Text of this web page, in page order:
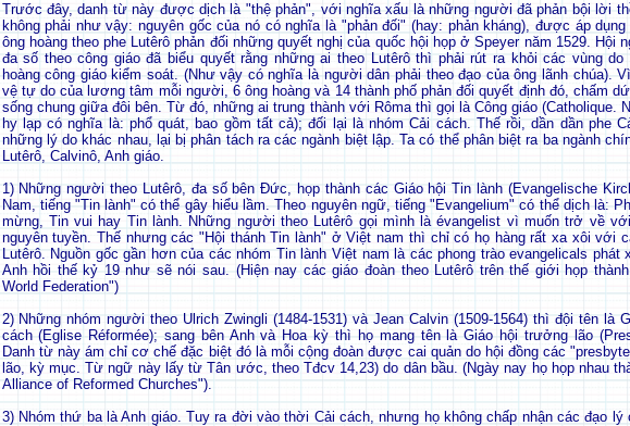
Trước đây, danh từ này được dịch là "thệ phản", với nghĩa xấu là những người đã phản bội lời
không phải như vậy: nguyên gốc của nó có nghĩa là "phản đối" (hay: phản kháng), được áp
ông hoàng theo phe Lutêrô phản đối những quyết nghị của quốc hội họp ở Speyer năm 1529. Hội
đa số theo công giáo đã biểu quyết rằng những ai theo Lutêrô thì phải rút ra khỏi các vùng do
hoàng công giáo kiểm soát. (Như vậy có nghĩa là người dân phải theo đạo của ông lãnh chúa).
vệ tự do của lương tâm mỗi người, 6 ông hoàng và 14 thành phố phản đối quyết định đó, chấm
sống chung giữa đôi bên. Từ đó, những ai trung thành với Rôma thì gọi là Công giáo (Catholique.
hy lạp có nghĩa là: phổ quát, bao gồm tất cả); đối lại là nhóm Cải cách. Thế rồi, dần dần phe
những lý do khác nhau, lại bị phân tách ra các ngành biệt lập. Ta có thể phân biệt ra ba ngành
Lutêrô, Calvinô, Anh giáo.
1) Những người theo Lutêrô, đa số bên Đức, họp thành các Giáo hội Tin lành (Evangelische
Nam, tiếng "Tin lành" có thể gây hiểu lầm. Theo nguyên ngữ, tiếng "Evangelium" có thể dịch là:
mừng, Tin vui hay Tin lành. Những người theo Lutêrô gọi mình là évangelist vì muốn trở về
nguyên tuyền. Thế nhưng các "Hội thánh Tin lành" ở Việt nam thì chỉ có họ hàng rất xa xôi với
Lutêrô. Nguồn gốc gần hơn của các nhóm Tin lành Việt nam là các phong trào evangelicals phát
Anh hồi thế kỷ 19 như sẽ nói sau. (Hiện nay các giáo đoàn theo Lutêrô trên thế giới họp
World Federation")
2) Những nhóm người theo Ulrich Zwingli (1484-1531) và Jean Calvin (1509-1564) thì đội tên là
cách (Eglise Réformée); sang bên Anh và Hoa kỳ thì họ mang tên là Giáo hội trưởng lão
Danh từ này ám chỉ cơ chế đặc biệt đó là mỗi cộng đoàn được cai quản do hội đồng các
lão, kỳ mục. Từ ngữ này lấy từ Tân ước, theo Tđcv 14,23) do dân bầu. (Ngày nay họ họp nhau
Alliance of Reformed Churches").
3) Nhóm thứ ba là Anh giáo. Tuy ra đời vào thời Cải cách, nhưng họ không chấp nhận các đạo lý